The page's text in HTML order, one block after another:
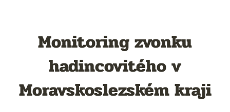
Monitoring zvonku
hadincovitého v
Moravskoslezském kraji